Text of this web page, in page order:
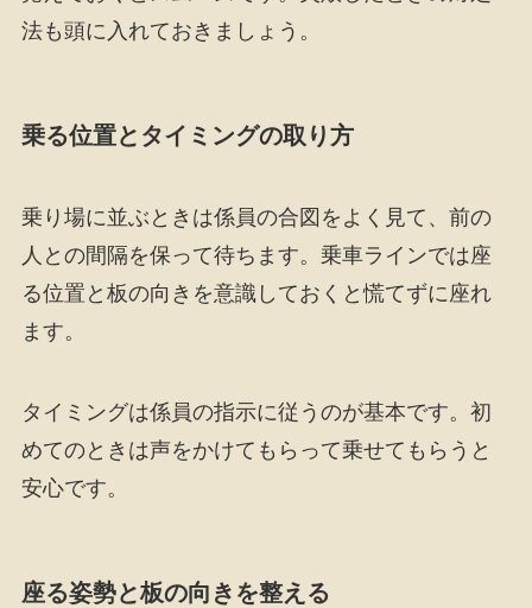
法も頭に入れておきましょう。
乗る位置とタイミングの取り方
乗り場に並ぶときは係員の合図をよく見て、前の
人との間隔を保って待ちます。乗車ラインでは座
る位置と板の向きを意識しておくと慌てずに座れ
ます。
タイミングは係員の指示に従うのが基本です。初
めてのときは声をかけてもらって乗せてもらうと
安心です。
座る姿勢と板の向きを整える